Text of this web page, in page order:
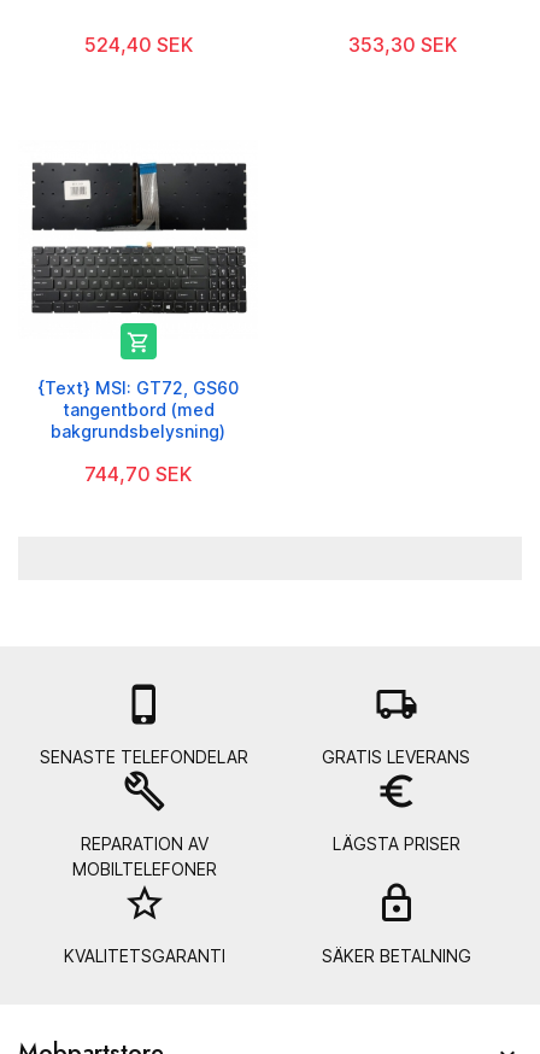
524,40 SEK 353,30 SEK

{Text} MSI: GT72, GS60
tangentbord (med
bakgrundsbelysning)
744,70 SEK

SENASTE TELEFONDELAR
local_shipping
GRATIS LEVERANS
build
REPARATION AV
MOBILTELEFONER
euro_symbol
LÄGSTA PRISER
star_border
KVALITETSGARANTI SÄKER BETALNING